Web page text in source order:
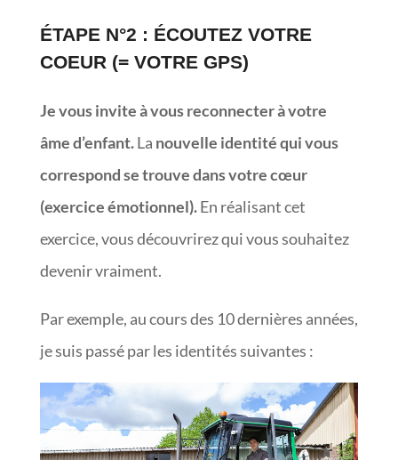
ÉTAPE N°2 : ÉCOUTEZ VOTRE
COEUR (= VOTRE GPS)
Je vous invite à vous reconnecter à votre
âme d’enfant.La nouvelle identité qui vous
correspond se trouve dans votre cœur
(exercice émotionnel).En réalisant cet
exercice, vous découvrirez qui vous souhaitez
devenir vraiment.
Par exemple, au cours des 10 dernières années,
je suis passé par les identités suivantes :